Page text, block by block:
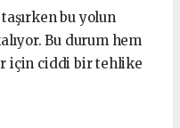
bu yolun
Bu durum hem
için ciddi bir tehlike